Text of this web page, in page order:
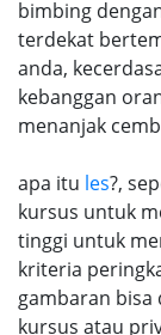
bimbing
terdekat
anda,
kebanggan
menanjak
apa itu les?,
kursus untuk
tinggi untuk
kriteria
gambaran
kursus atau